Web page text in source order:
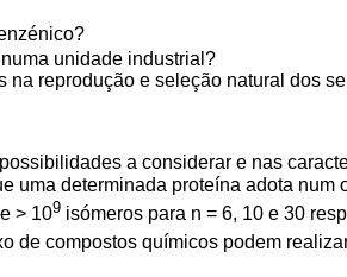
unidade industrial?
na reprodução e seleção natural dos
a considerar e nas
uma determinada proteína adota
> 109 isómeros para n = 6, 10 e 30
de compostos químicos podem